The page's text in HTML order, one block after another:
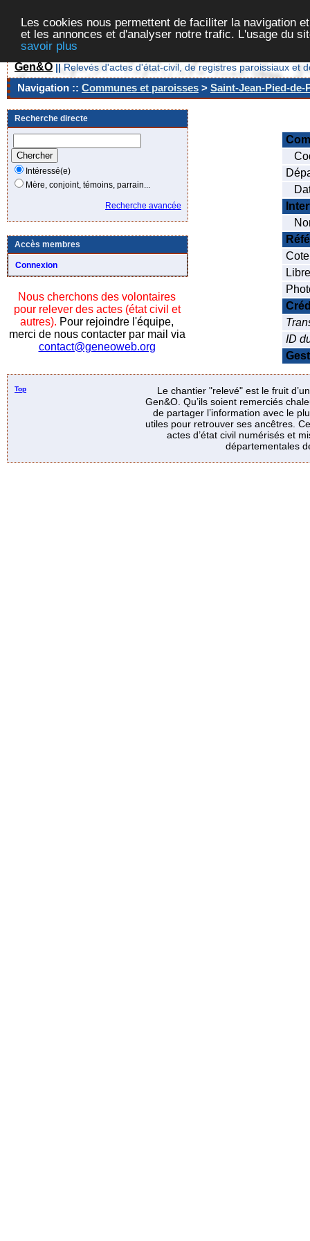
Les cookies nous permettent de faciliter la navigation
et les annonces et d'analyser notre trafic. L'usage du
savoir plus
Gen&O || Relevés d'actes d'état-civil, de registres paroissiaux et
Navigation :: Communes et paroisses > Saint-Jean-Pied-
Recherche directe
Intéressé(e)
Mère, conjoint, témoins, parrain...
Recherche avancée
Accès membres
Connexion
Nous cherchons des volontaires
pour relever des actes (état civil et
autres). Pour rejoindre l'équipe,
merci de nous contacter par mail via
contact@geneoweb.org
ID
Top
Le chantier "relevé" est le fruit
Gen&O. Qu’ils soient remerciés
de partager l’information avec le
utiles pour retrouver ses ancêtres.
actes d’état civil numérisés et
départementales